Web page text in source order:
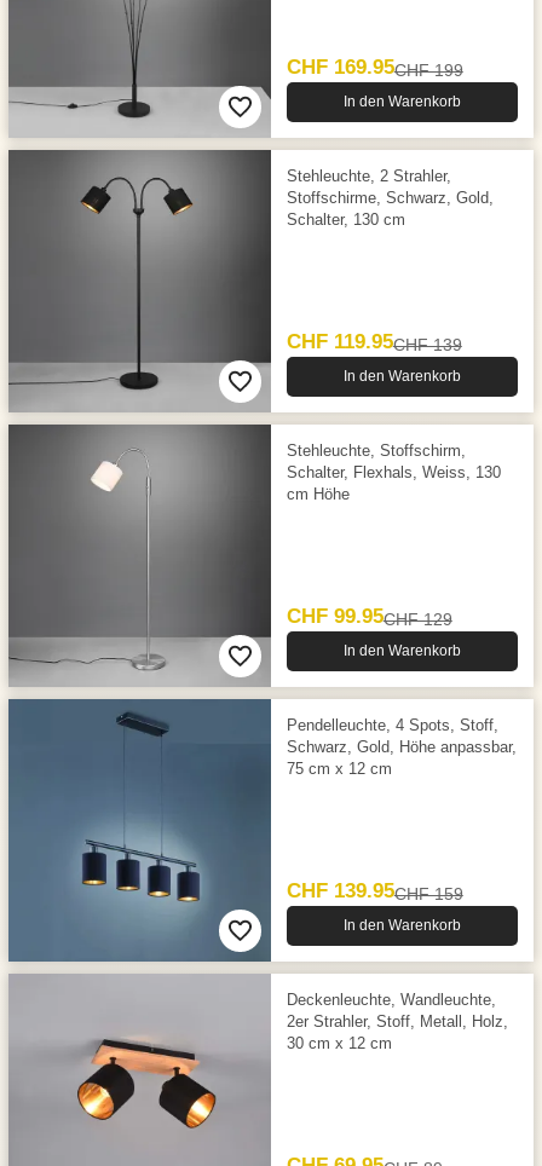
CHF 169.95CHF 199
In den Warenkorb
Stehleuchte, 2 Strahler,
Stoffschirme, Schwarz, Gold,
Schalter, 130 cm
CHF 119.95CHF 139
In den Warenkorb
Stehleuchte, Stoffschirm,
Schalter, Flexhals, Weiss, 130
cm Höhe
CHF 99.95CHF 129
In den Warenkorb
Pendelleuchte, 4 Spots, Stoff,
Schwarz, Gold, Höhe anpassbar,
75 cm x 12 cm
CHF 139.95CHF 159
In den Warenkorb
Deckenleuchte, Wandleuchte,
2er Strahler, Stoff, Metall, Holz,
30 cm x 12 cm